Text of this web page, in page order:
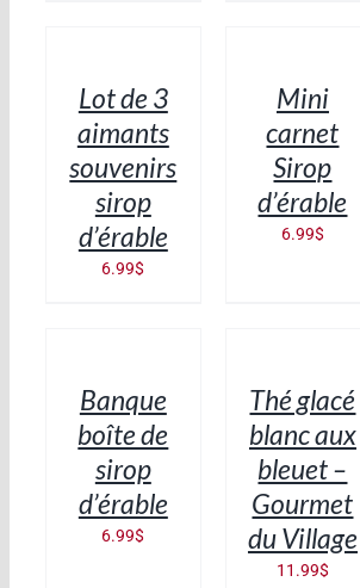
DÉTAILSLot de 3
aimants
souvenirs
sirop
d’érable
6.99$
DÉTAILSMini
carnet
Sirop
d’érable
6.99$
DÉTAILSBanque
boîte de
sirop
d’érable
6.99$
DÉTAILS
Thé glacé
blanc aux
bleuet –
Gourmet
du Village
11.99$